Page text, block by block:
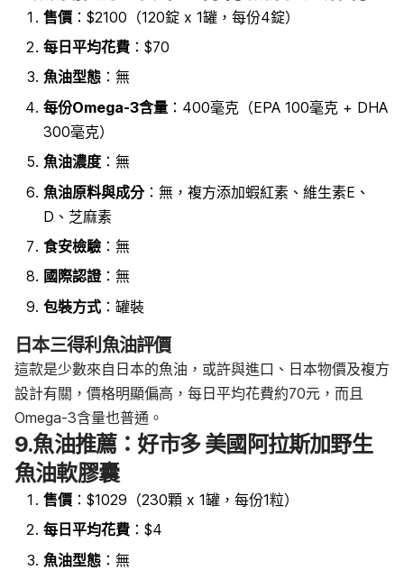
售價 ：$2100（120錠 x 1罐，每份4錠）
每日平均花費 ：$70
魚油型態 ：無
每份Omega-3含量 ：400毫克（EPA 100毫克 + DHA
300毫克）
魚油濃度 ：無
魚油原料與成分：無 ，複方添加蝦紅素、維生素E、
D、芝麻素
食安檢驗 ：無
國際認證：無
包裝方式 ：罐裝
日本三得利魚油評價
這款是少數來自日本的魚油，或許與進口、日本物價及複方
設計有關，價格明顯偏高，每日平均花費約70元，而且
Omega-3含量也普通。
9.魚油推薦：好市多 美國阿拉斯加野生
魚油軟膠囊
售價 ：$1029（230顆 x 1罐，每份1粒）
每日平均花費 ：$4
魚油型態 ：無